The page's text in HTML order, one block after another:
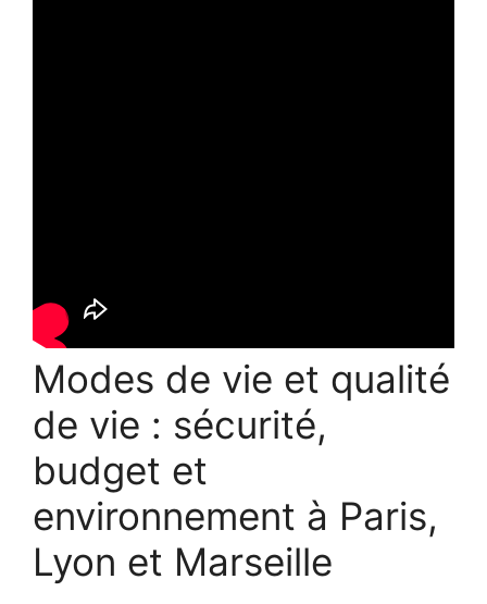
Modes de vie et qualité
de vie : sécurité,
budget et
environnement à Paris,
Lyon et Marseille